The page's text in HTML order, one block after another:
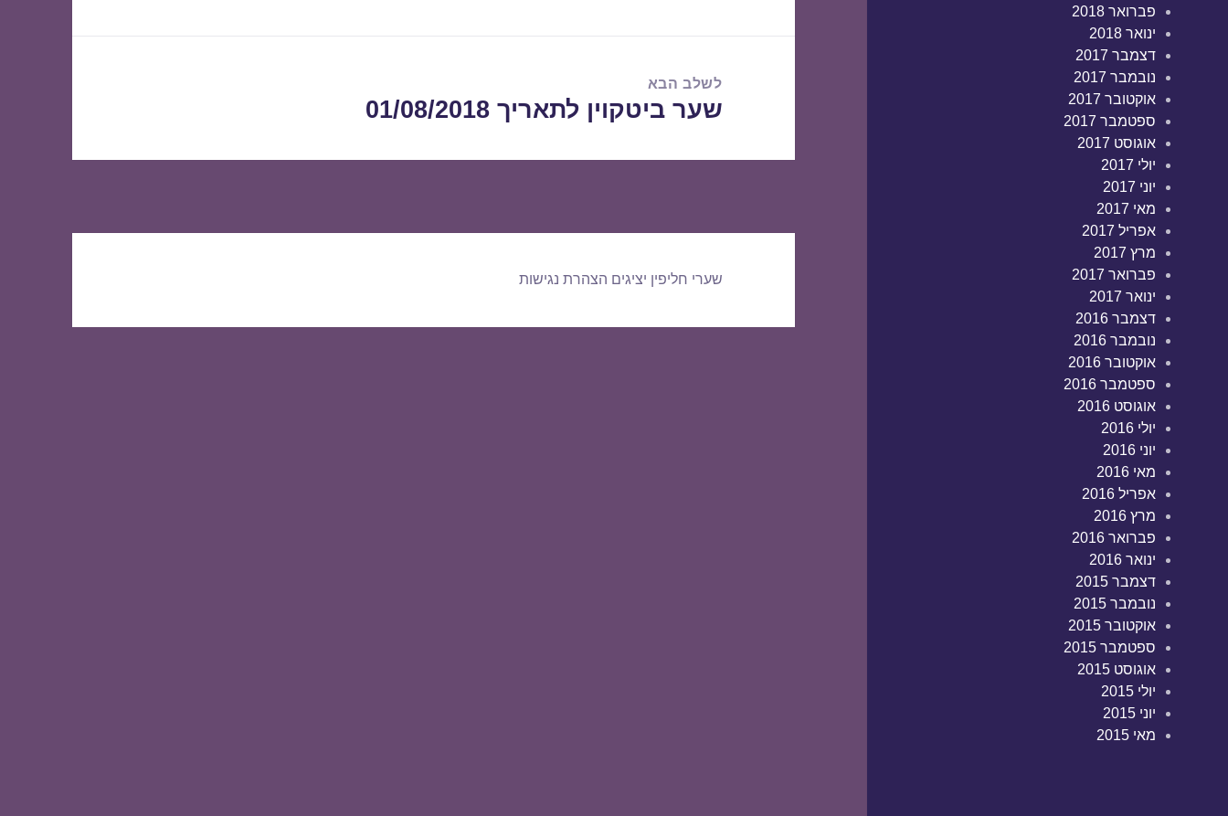
פברואר 2018
ינואר 2018
דצמבר 2017
נובמבר 2017
אוקטובר 2017
ספטמבר 2017
אוגוסט 2017
יולי 2017
יוני 2017
מאי 2017
אפריל 2017
מרץ 2017
פברואר 2017
ינואר 2017
דצמבר 2016
נובמבר 2016
אוקטובר 2016
ספטמבר 2016
אוגוסט 2016
יולי 2016
יוני 2016
מאי 2016
אפריל 2016
מרץ 2016
פברואר 2016
ינואר 2016
דצמבר 2015
נובמבר 2015
אוקטובר 2015
ספטמבר 2015
אוגוסט 2015
יולי 2015
יוני 2015
מאי 2015
לשלב הבא
הפוסט
שער ביטקוין לתאריך 01/08/2018
שערי חליפין יציגים הצהרת נגישות